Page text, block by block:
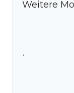
Weitere
·